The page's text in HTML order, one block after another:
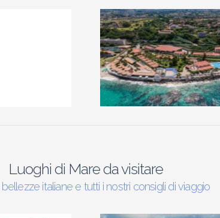
Luoghi di Mare da visitare
italiane e tutti i nostri consigli di viaggio